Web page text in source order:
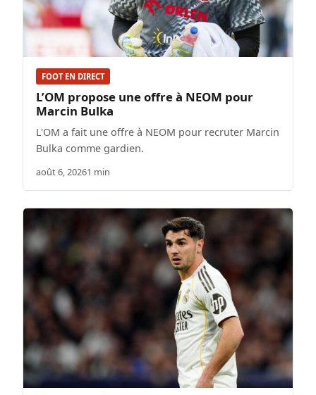
FOOT EN DIRECT
L’OM propose une offre à NEOM pour
Marcin Bulka
L'OM a fait une offre à NEOM pour recruter Marcin
Bulka comme gardien.
août 6, 20261 min